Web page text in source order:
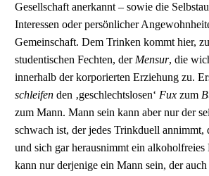
Gesellschaft anerkannt – sowie die
Interessen oder persönlicher
Gemeinschaft. Dem Trinken kommt hier,
studentischen Fechten, derMensur, die
innerhalb der korporierten Erziehung zu.
schleifen den ‚geschlechtslosen‘ Fux zum
zum Mann. Mann sein kann aber nur der
schwach ist, der jedes Trinkduell annimmt,
und sich gar herausnimmt ein
kann nur derjenige ein Mann sein, der